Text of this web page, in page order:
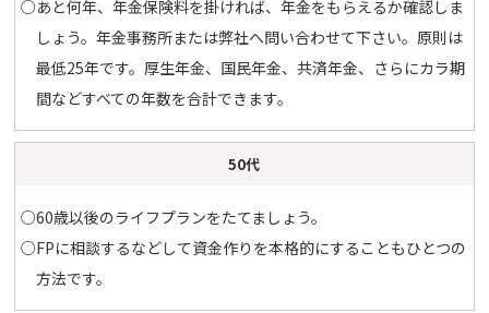
○あと何年、年金保険料を掛ければ、年金をもらえるか確認しま
しょう。年金事務所または弊社へ問い合わせて下さい。原則は
最低25年です。厚生年金、国民年金、共済年金、さらにカラ期
間などすべての年数を合計できます。
50代
○60歳以後のライフプランをたてましょう。
○FPに相談するなどして資金作りを本格的にすることもひとつの
方法です。